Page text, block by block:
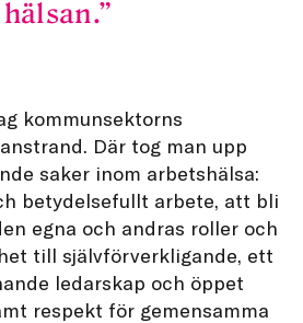
hälsan.
kommunsektorns
Där tog man upp
saker inom arbetshälsa:
betydelsefullt arbete, att bli
egna och andras roller och
till självförverkligande, ett
ledarskap och öppet
respekt för gemensamma